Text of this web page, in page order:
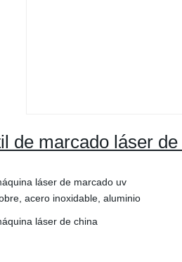
de marcado láser
láser de marcado uv
acero inoxidable, aluminio
láser de china